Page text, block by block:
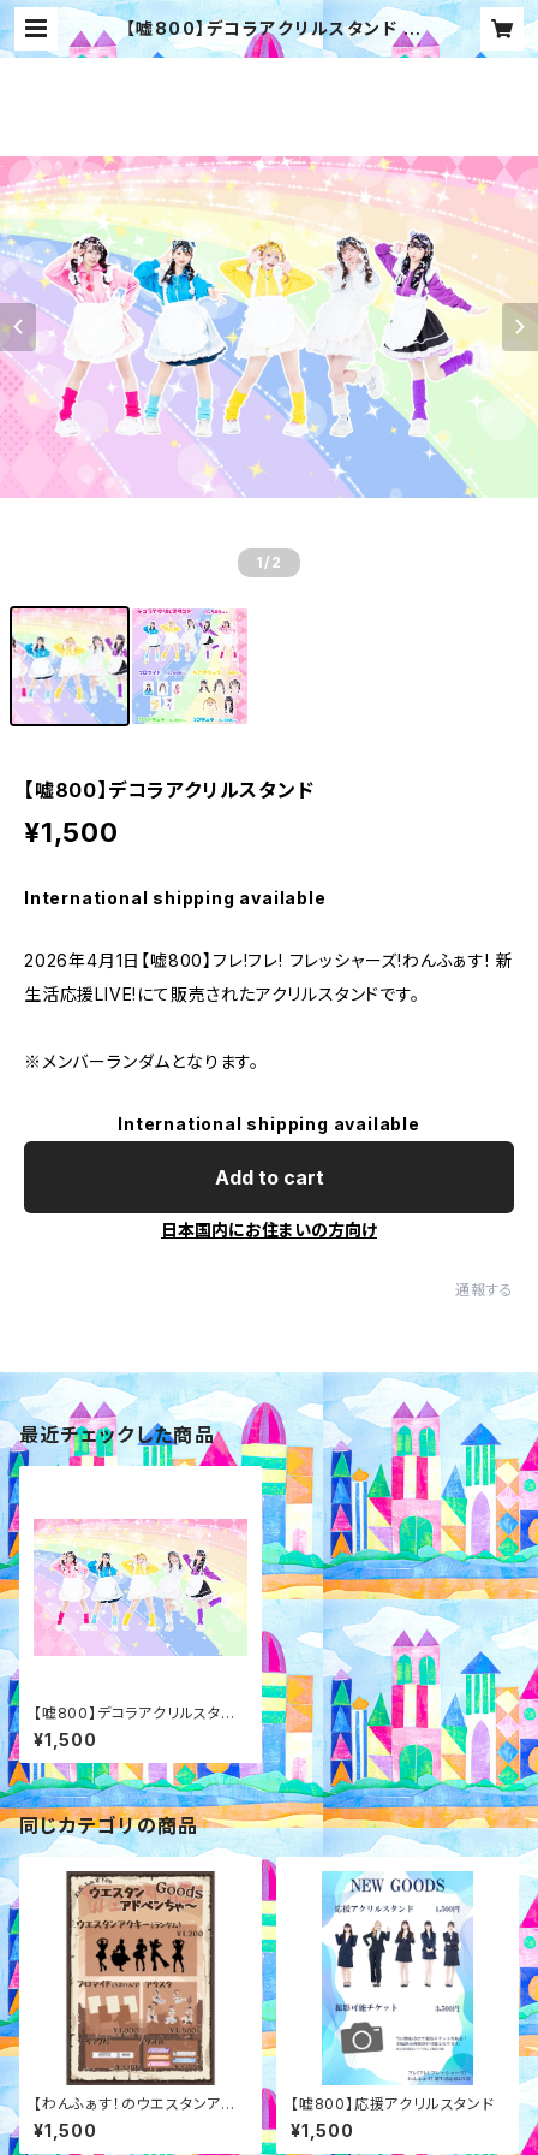
【嘘800】デコラアクリルスタンド |
【わんふぁす！】オンラインストア
1 /2
【嘘800】デコラアクリルスタンド
¥1,500
International shipping available
2026年4月1日【嘘800】フレ!フレ! フレッシャーズ!わんふぁす! 新
生活応援LIVE!にて販売されたアクリルスタンドです。
※メンバーランダムとなります。
International shipping available
Add to cart
日本国内にお住まいの方向け
通報する
最近チェックした商品
【嘘800】デコラアクリルスタン
ド
¥1,500
同じカテゴリの商品
【わんふぁす！のウエスタンアド
ベンちゃ～】ランダムアクスタ
¥1,500
【嘘800】応援アクリルスタンド
¥1,500